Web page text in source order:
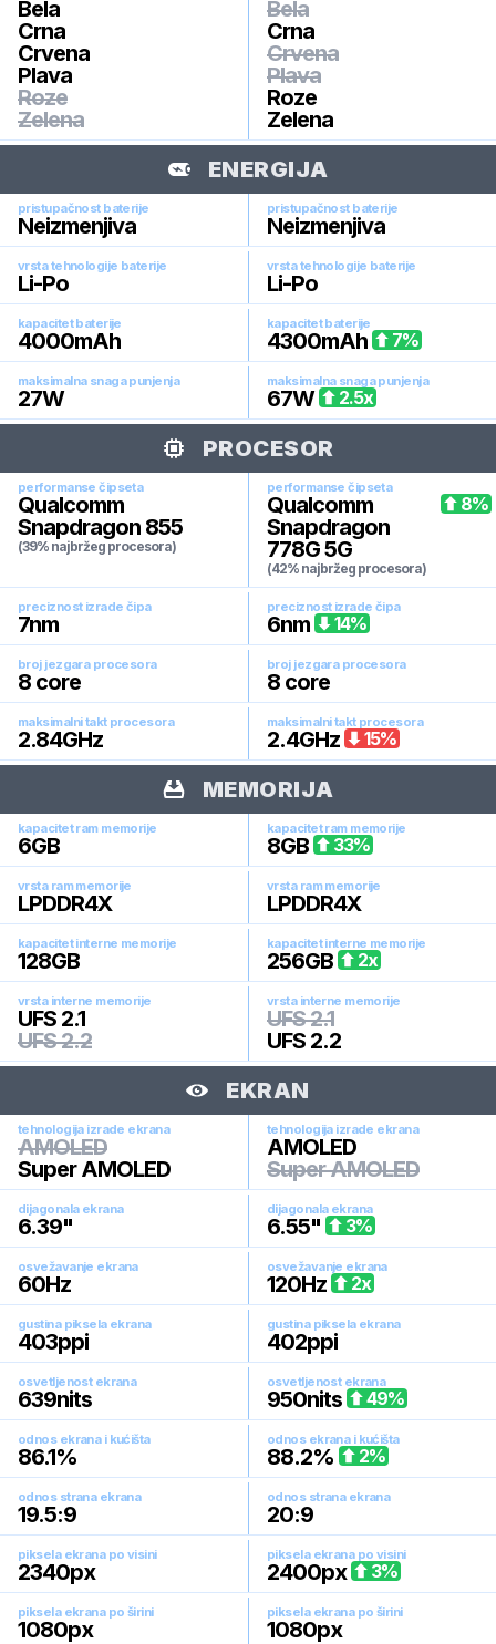
Bela
Crna
Crvena
Plava
Roze
Zelena
Bela
Crna
Crvena
Plava
Roze
Zelena
ENERGIJA
pristupačnost baterije
Neizmenjiva
pristupačnost baterije
Neizmenjiva
vrsta tehnologije baterije
Li-Po
vrsta tehnologije baterije
Li-Po
kapacitet baterije
4000mAh
kapacitet baterije
4300mAh 7%
maksimalna snaga punjenja
27W
maksimalna snaga punjenja
67W 2.5x
PROCESOR
performanse čipseta
Qualcomm
Snapdragon 855
(39% najbržeg procesora)
performanse čipseta
Qualcomm
Snapdragon
778G 5G
(42% najbržeg procesora)
8%
preciznost izrade čipa
7nm
preciznost izrade čipa
6nm 14%
broj jezgara procesora
8 core
broj jezgara procesora
8 core
maksimalni takt procesora
2.84GHz
maksimalni takt procesora
2.4GHz 15%
MEMORIJA
kapacitet ram memorije
6GB
kapacitet ram memorije
8GB 33%
vrsta ram memorije
LPDDR4X
vrsta ram memorije
LPDDR4X
kapacitet interne memorije
128GB
kapacitet interne memorije
256GB 2x
vrsta interne memorije
UFS 2.1
UFS 2.2
vrsta interne memorije
UFS 2.1
UFS 2.2
EKRAN
tehnologija izrade ekrana
AMOLED
Super AMOLED
tehnologija izrade ekrana
AMOLED
Super AMOLED
dijagonala ekrana
6.39"
dijagonala ekrana
6.55" 3%
osvežavanje ekrana
60Hz
osvežavanje ekrana
120Hz 2x
gustina piksela ekrana
403ppi
gustina piksela ekrana
402ppi
osvetljenost ekrana
639nits
osvetljenost ekrana
950nits 49%
odnos ekrana i kućišta
86.1%
odnos ekrana i kućišta
88.2% 2%
odnos strana ekrana
19.5:9
odnos strana ekrana
20:9
piksela ekrana po visini
2340px
piksela ekrana po visini
2400px 3%
piksela ekrana po širini
1080px
piksela ekrana po širini
1080px